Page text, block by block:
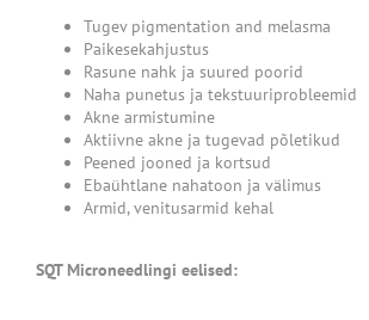
Tugev pigmentation and melasma
Paikesekahjustus
Rasune nahk ja suured poorid
Naha punetus ja tekstuuriprobleemid
Akne armistumine
Aktiivne akne ja tugevad põletikud
Peened jooned ja kortsud
Ebaühtlane nahatoon ja välimus
Armid, venitusarmid kehal
SQT Microneedlingi eelised: